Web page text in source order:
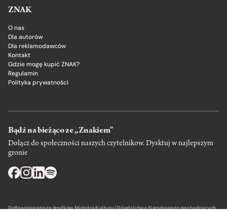
ZNAK
O nas
Dla autorów
Dla reklamodawców
Kontakt
Gdzie mogę kupić ZNAK?
Regulamin
Polityka prywatności
Bądź na bieżąco ze „Znakiem”
Dołącz do społeczności naszych czytelnikow. Dysktuj w najlepszym
gronie
Dofinansowano ze środków Ministra Kultury i Dziedzictwa Narodowego pochodzących